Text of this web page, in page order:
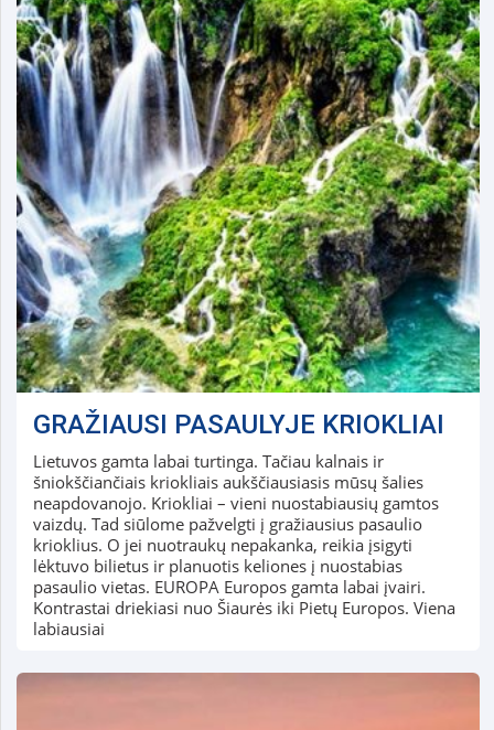
GRAŽIAUSI PASAULYJE KRIOKLIAI
Lietuvos gamta labai turtinga. Tačiau kalnais ir
šniokščiančiais kriokliais aukščiausiasis mūsų šalies
neapdovanojo. Kriokliai – vieni nuostabiausių gamtos
vaizdų. Tad siūlome pažvelgti į gražiausius pasaulio
krioklius. O jei nuotraukų nepakanka, reikia įsigyti
lėktuvo bilietus ir planuotis keliones į nuostabias
pasaulio vietas. EUROPA Europos gamta labai įvairi.
Kontrastai driekiasi nuo Šiaurės iki Pietų Europos. Viena
labiausiai